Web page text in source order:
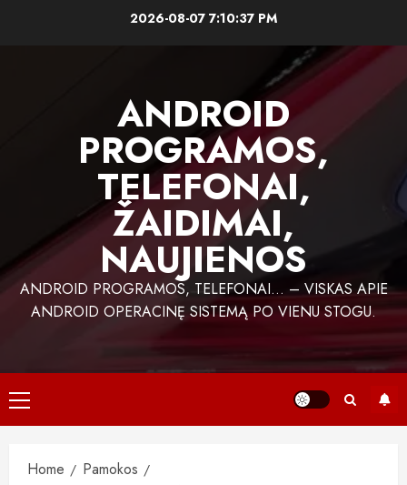
2026-08-07 7:10:38 PM
ANDROID
PROGRAMOS,
TELEFONAI,
ŽAIDIMAI,
NAUJIENOS
ANDROID PROGRAMOS, TELEFONAI… – VISKAS APIE
ANDROID OPERACINĘ SISTEMĄ PO VIENU STOGU.
Primary
Menu
Home
Pamokos